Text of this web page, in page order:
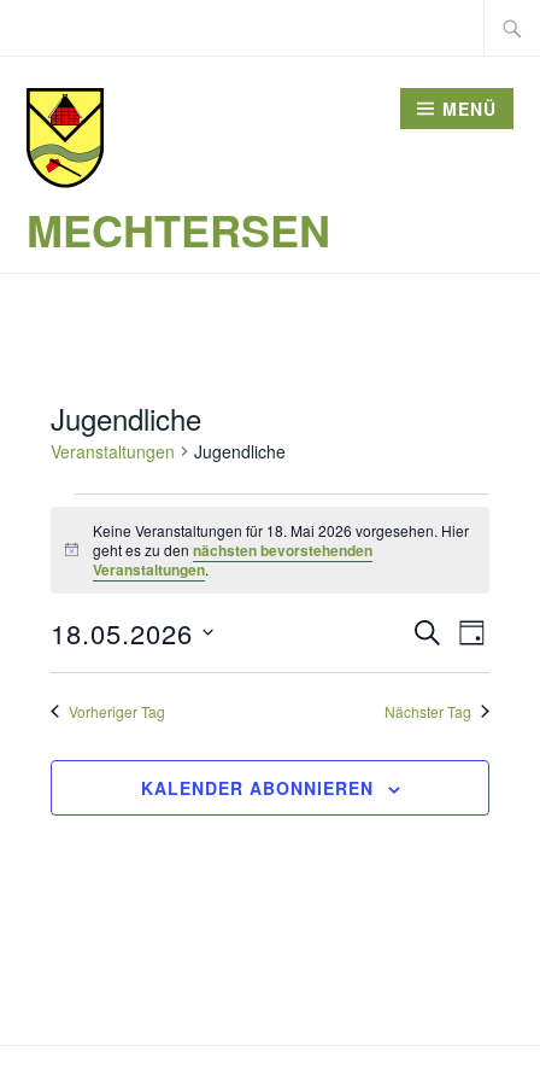
springen
Suche
MECHTERSEN
MENÜ
Jugendliche
Veranstaltungen Jugendliche
Veranstaltungen
für
Mai
2026
Hinweis
Keine Veranstaltungen für 18. Mai 2026 vorgesehen. Hier
geht es zu den nächsten bevorstehenden
Veranstaltungen.
Suche
und
SUCHE
TAG
18.05.2026
Datum
wählen.
Vorheriger Tag Nächster Tag
KALENDER ABONNIEREN